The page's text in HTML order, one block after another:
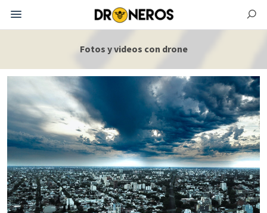
Fotos y videos con drone